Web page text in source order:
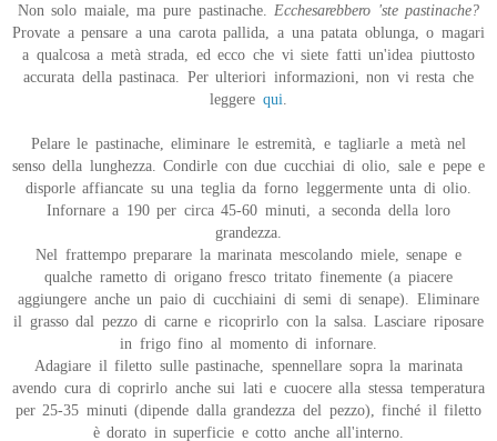
Non solo maiale, ma pure pastinache. Ecchesarebbero 'ste pastinache?
Provate a pensare a una carota pallida, a una patata oblunga, o magari
a qualcosa a metà strada, ed ecco che vi siete fatti un'idea piuttosto
accurata della pastinaca. Per ulteriori informazioni, non vi resta che
leggere qui
Pelare le pastinache, eliminare le estremità, e tagliarle a metà nel
senso della lunghezza. Condirle con due cucchiai di olio, sale e pepe e
disporle affiancate su una teglia da forno leggermente unta di olio.
Infornare a 190 per circa 45-60 minuti, a seconda della loro
grandezza.
Nel frattempo preparare la marinata mescolando miele, senape e
qualche rametto di origano fresco tritato finemente (a piacere
aggiungere anche un paio di cucchiaini di semi di senape). Eliminare
il grasso dal pezzo di carne e ricoprirlo con la salsa. Lasciare riposare
in frigo fino al momento di infornare.
Adagiare il filetto sulle pastinache, spennellare sopra la marinata
avendo cura di coprirlo anche sui lati e cuocere alla stessa temperatura
per 25-35 minuti (dipende dalla grandezza del pezzo), finché il filetto
è dorato in superficie e cotto anche all'interno.